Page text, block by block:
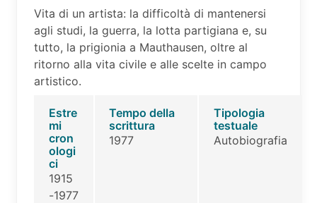
Vita di un artista: la difficoltà di mantenersi
agli studi, la guerra, la lotta partigiana e, su
tutto, la prigionia a Mauthausen, oltre al
ritorno alla vita civile e alle scelte in campo
artistico.
Estre
mi
cron
ologi
ci
1915
-1977
Tempo della
scrittura
1977
Tipologia
testuale
Autobiografia